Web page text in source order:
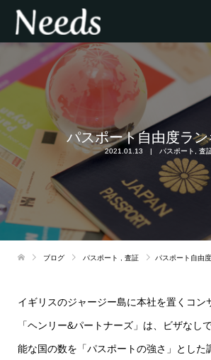
パスポート自由度ラ
2021.01.13 パスポート 査
ブログ パスポート 査証 パスポート自由
イギリスのジャージー島に本社を置くコン
「ヘンリー&パートナーズ」は、ビザなし
能な国の数を「パスポートの強さ」とした